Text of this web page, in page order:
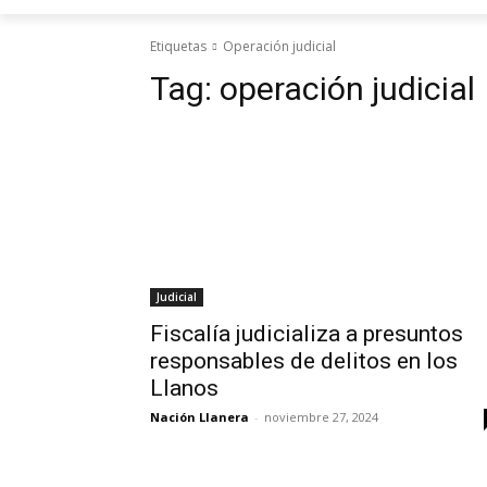
Etiquetas Operación judicial
Tag: operación judicial
Judicial
Fiscalía judicializa a presuntos
responsables de delitos en los
Llanos
Nación Llanera - noviembre 27, 2024